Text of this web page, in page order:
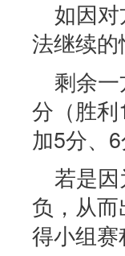
如因
法继续的
剩余
分（胜
加5分、6
若是
负，从
得小组赛